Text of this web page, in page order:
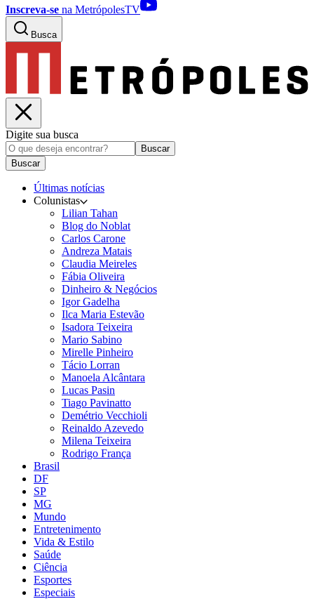
Inscreva-se na MetrópolesTV
Busca
Digite sua busca
Buscar
Buscar
Últimas notícias
Colunistas
Lilian Tahan
Blog do Noblat
Carlos Carone
Andreza Matais
Claudia Meireles
Fábia Oliveira
Dinheiro & Negócios
Igor Gadelha
Ilca Maria Estevão
Isadora Teixeira
Mario Sabino
Mirelle Pinheiro
Tácio Lorran
Manoela Alcântara
Lucas Pasin
Tiago Pavinatto
Demétrio Vecchioli
Reinaldo Azevedo
Milena Teixeira
Rodrigo França
Brasil
DF
SP
MG
Mundo
Entretenimento
Vida & Estilo
Saúde
Ciência
Esportes
Especiais